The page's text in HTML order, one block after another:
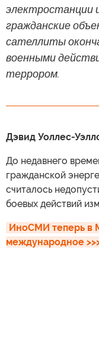
электростанции
гражданские
сателлиты
военными
террором.
Дэвид Уоллес-
До недавнего
гражданской
считалось
боевых действий
ИноСМИ теперь в
международное